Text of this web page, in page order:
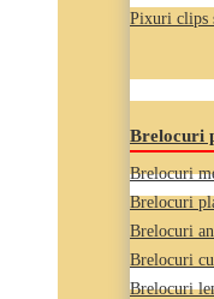
Pixuri clips
Brelocuri
Brelocuri
Brelocuri
Brelocuri
Brelocuri
Brelocuri